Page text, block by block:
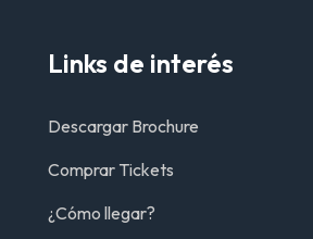
Links de interés
Descargar Brochure
Comprar Tickets
¿Cómo llegar?